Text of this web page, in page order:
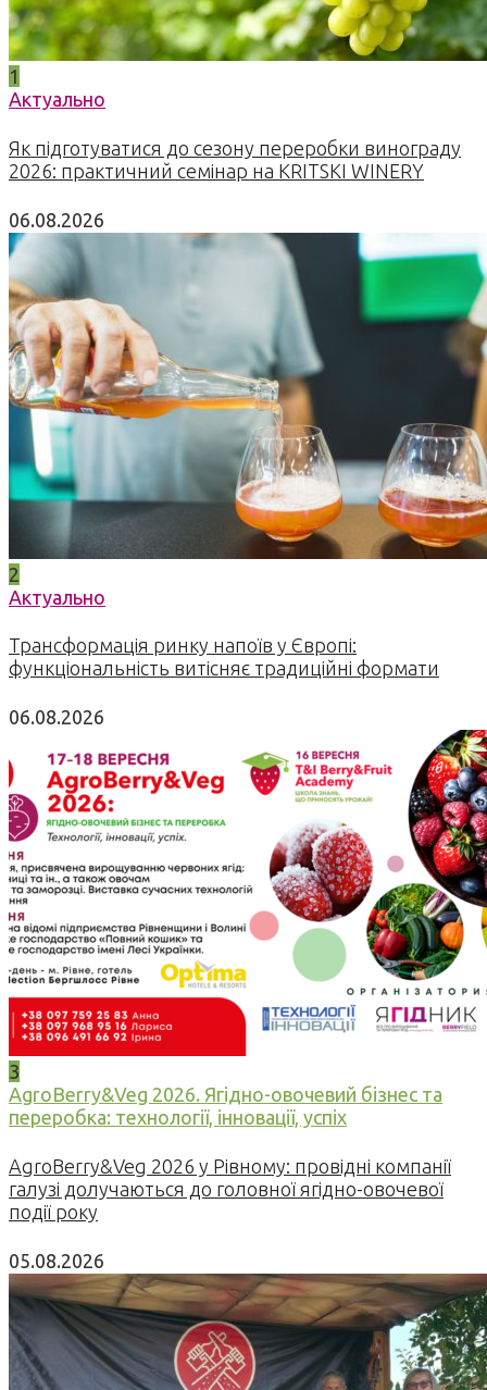
1
Актуально
Як підготуватися до сезону переробки винограду
2026: практичний семінар на KRITSKI WINERY
06.08.2026
2
Актуально
Трансформація ринку напоїв у Європі:
функціональність витісняє традиційні формати
06.08.2026
3
AgroBerry&Veg 2026. Ягідно-овочевий бізнес та
переробка: технології, інновації, успіх
AgroBerry&Veg 2026 у Рівному: провідні компанії
галузі долучаються до головної ягідно-овочевої
події року
05.08.2026